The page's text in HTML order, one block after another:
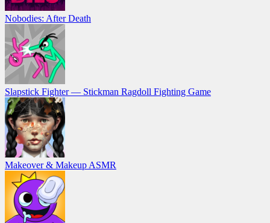
Nobodies: After Death
Slapstick Fighter — Stickman Ragdoll Fighting Game
Makeover & Makeup ASMR